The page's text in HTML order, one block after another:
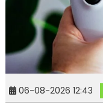
06-08-2026 12:43